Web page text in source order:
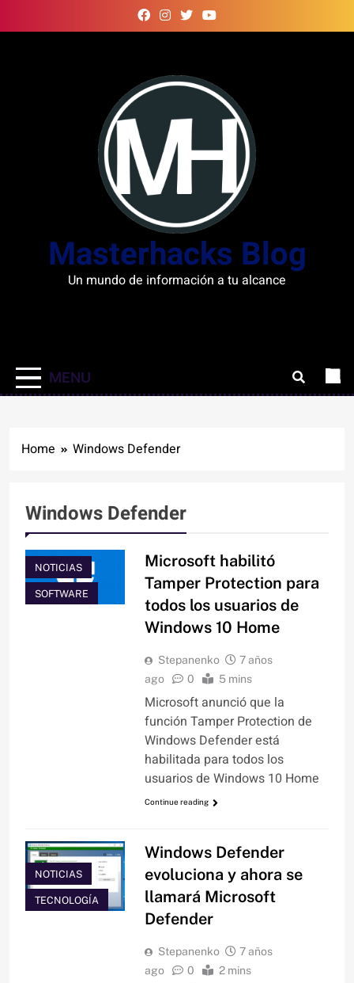
to
Masterhacks Blog
Un mundo de información a tu alcance
MENU
Home Windows Defender
Windows Defender
NOTICIAS
SOFTWARE
Microsoft habilitó
Tamper Protection para
todos los usuarios de
Windows 10 Home
Stepanenko
7 años
ago
0 5 mins
Microsoft anunció que la
función Tamper Protection de
Windows Defender está
habilitada para todos los
usuarios de Windows 10 Home
Continue reading
NOTICIAS
TECNOLOGÍA
Windows Defender
evoluciona y ahora se
llamará Microsoft
Defender
Stepanenko
7 años
ago
0 2 mins